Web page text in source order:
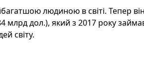
людиною в світі. Тепер
млрд дол.), який з 2017 року
світу.